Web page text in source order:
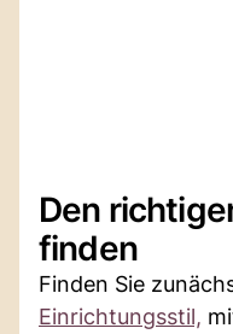
Den
finden
Finden Sie
Einrichtungsstil,